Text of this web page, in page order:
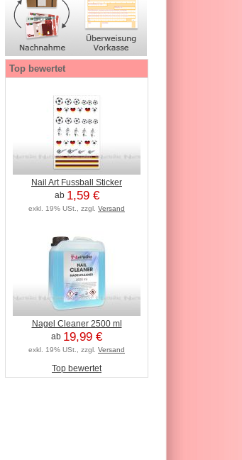
Top bewertet
Nail Art Fussball Sticker
ab 1,59 €
exkl. 19% USt., zzgl. Versand
Nagel Cleaner 2500 ml
ab 19,99 €
exkl. 19% USt., zzgl. Versand
Top bewertet